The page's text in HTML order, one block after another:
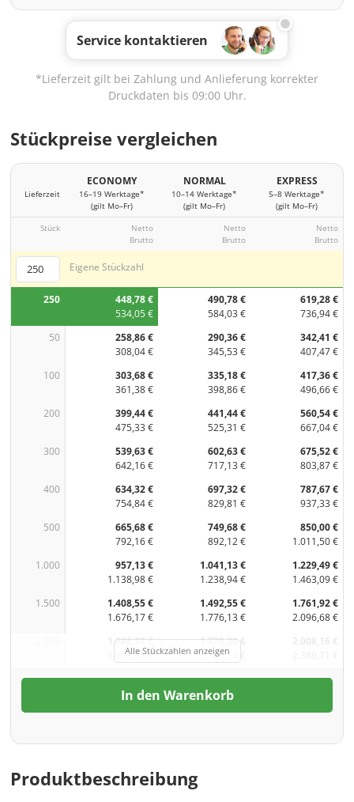
Service kontaktieren
*Lieferzeit gilt bei Zahlung und Anlieferung korrekter
Druckdaten bis 09:00 Uhr.
Stückpreise vergleichen
Lieferzeit
ECONOMY
16–19 Werktage*
(gilt Mo–Fr)
NORMAL
10–14 Werktage*
(gilt Mo–Fr)
EXPRESS
5–8 Werktage*
(gilt Mo–Fr)
Stück
Netto
Brutto
Netto
Brutto
Netto
Brutto
Eigene Stückzahl
250
448,78 €
534,05 €
490,78 €
584,03 €
619,28 €
736,94 €
50
258,86 €
308,04 €
290,36 €
345,53 €
342,41 €
407,47 €
100
303,68 €
361,38 €
335,18 €
398,86 €
417,36 €
496,66 €
200
399,44 €
475,33 €
441,44 €
525,31 €
560,54 €
667,04 €
300
539,63 €
642,16 €
602,63 €
717,13 €
675,52 €
803,87 €
400
634,32 €
754,84 €
697,32 €
829,81 €
787,67 €
937,33 €
500
665,68 €
792,16 €
749,68 €
892,12 €
850,00 €
1.011,50 €
1.000
957,13 €
1.138,98 €
1.041,13 €
1.238,94 €
1.229,49 €
1.463,09 €
1.500
1.408,55 €
1.676,17 €
1.492,55 €
1.776,13 €
1.761,92 €
2.096,68 €
1.666,37 €
1.982,98 €
1.770,20 €
2.106,54 €
Alle Stückzahlen anzeigen
In den Warenkorb
Produktbeschreibung